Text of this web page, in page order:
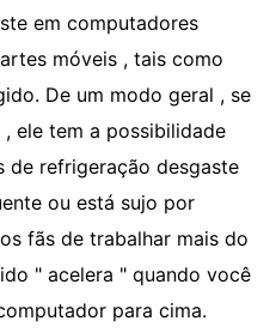
em computadores
móveis , tais como
De um modo geral , se
ele tem a possibilidade
de refrigeração desgaste
ou está sujo por
fãs de trabalhar mais do
" acelera " quando você
para cima.